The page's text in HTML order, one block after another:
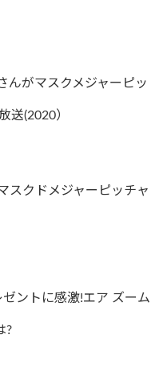
んがマスクメジャーピッ
送(2020）
スクドメジャーピッチャ
ントに感激!エア ズーム
?